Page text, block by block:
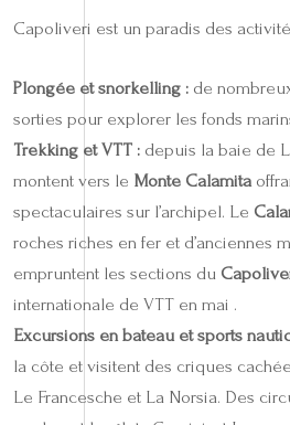
Capoliveri est un paradis des
Plongée et snorkelling : de
sorties pour explorer les fonds
Trekking et VTT : depuis la baie de
montent vers le Monte Calamita
spectaculaires sur l’archipel. Le
roches riches en fer et d’anciennes
empruntent les sections du
internationale de VTT en mai .
Excursions en bateau et sports
la côte et visitent des criques
Le Francesche et La Norsia. Des